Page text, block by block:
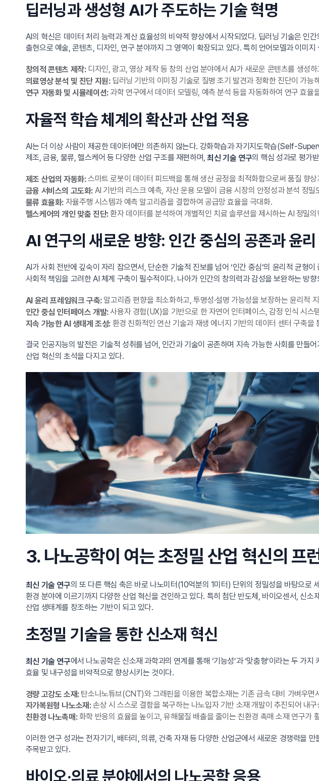
딥러닝과 생성형 AI가 주도하는 기술 혁명
AI의 혁신은 데이터 처리 능력과 계산 효율성의 비약적 향상에서 시작되었다. 딥러닝 기술은 인
출현으로 예술, 콘텐츠, 디자인, 연구 분야까지 그 영역이 확장되고 있다. 특히 언어모델과 이미
창의적 콘텐츠 제작:디자인, 광고, 영상 제작 등 창의 산업 분야에서 AI가 새로운 콘텐츠를 생성
의료영상 분석 및 진단 지원:딥러닝 기반의 이미징 기술로 질병 조기 발견과 정확한 진단이 가능
연구 자동화 및 시뮬레이션:과학 연구에서 데이터 모델링, 예측 분석 등을 자동화하여 연구 효율
자율적 학습 체계의 확산과 산업 적용
AI는 더 이상 사람이 제공한 데이터에만 의존하지 않는다. 강화학습과 자기지도학습(Self-
제조, 금융, 물류, 헬스케어 등 다양한 산업 구조를 재편하며,최신 기술 연구의 핵심 성과로 평가
제조 산업의 자동화:스마트 로봇이 데이터 피드백을 통해 생산 공정을 최적화함으로써 품질 향
금융 서비스의 고도화:AI 기반의 리스크 예측, 자산 운용 모델이 금융 시장의 안정성과 분석 정밀
물류 효율화:자율주행 시스템과 예측 알고리즘을 결합하여 공급망 효율을 극대화.
헬스케어의 개인 맞춤 진단:환자 데이터를 분석하여 개별적인 치료 솔루션을 제시하는 AI 정밀의
AI 연구의 새로운 방향: 인간 중심의 공존과 윤리
AI가 사회 전반에 깊숙이 자리 잡으면서, 단순한 기술적 진보를 넘어 ‘인간 중심’의 윤리적 균형
사회적 책임을 고려한 AI 체계 구축이 필수적이다. 나아가 인간의 창의력과 감성을 보완하는 방
AI 윤리 프레임워크 구축:알고리즘 편향을 최소화하고, 투명성·설명 가능성을 보장하는 윤리적
인간 중심 인터페이스 개발:사용자 경험(UX)을 기반으로 한 자연어 인터페이스, 감정 인식 시스
지속 가능한 AI 생태계 조성:환경 친화적인 연산 기술과 재생 에너지 기반의 데이터 센터 구축을
결국 인공지능의 발전은 기술적 성취를 넘어, 인간과 기술이 공존하며 지속 가능한 사회를 만들
산업 혁신의 초석을 다지고 있다.
3. 나노공학이 여는 초정밀 산업 혁신의 프
최신 기술 연구의 또 다른 핵심 축은 바로 나노미터(10억분의 1미터) 단위의 정밀성을 바탕으로
환경 분야에 이르기까지 다양한 산업 혁신을 견인하고 있다. 특히 첨단 반도체, 바이오센서, 신
산업 생태계를 창조하는 기반이 되고 있다.
초정밀 기술을 통한 신소재 혁신
최신 기술 연구에서 나노공학은 신소재 과학과의 연계를 통해 ‘기능성’과 ‘맞춤형’이라는 두 가
효율 및 내구성을 비약적으로 향상시키는 것이다.
경량 고강도 소재:탄소나노튜브(CNT)와 그래핀을 이용한 복합소재는 기존 금속 대비 가벼우면
자가복원형 나노소재:손상 시 스스로 결함을 복구하는 나노입자 기반 소재 개발이 추진되어 내
친환경 나노촉매:화학 반응의 효율을 높이고, 유해물질 배출을 줄이는 친환경 촉매 소재 연구가
이러한 연구 성과는 전자기기, 배터리, 의류, 건축 자재 등 다양한 산업군에서 새로운 경쟁력을
주목받고 있다.
바이오·의료 분야에서의 나노공학 응용